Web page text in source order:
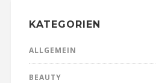
KATEGORIEN
ALLGEMEIN
BEAUTY